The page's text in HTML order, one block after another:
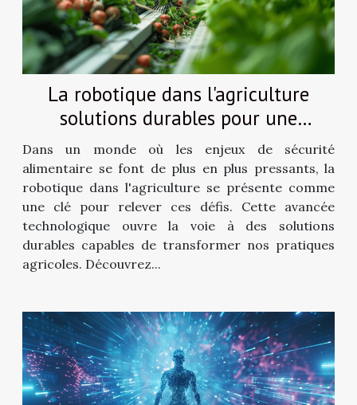
La robotique dans l'agriculture
solutions durables pour une
production alimentaire optimisée
Dans un monde où les enjeux de sécurité
alimentaire se font de plus en plus pressants, la
robotique dans l'agriculture se présente comme
une clé pour relever ces défis. Cette avancée
technologique ouvre la voie à des solutions
durables capables de transformer nos pratiques
agricoles. Découvrez...